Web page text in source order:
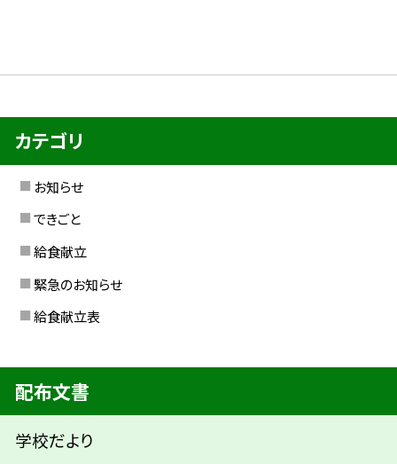
カテゴリ
お知らせ
できごと
給食献立
緊急のお知らせ
給食献立表
配布文書
学校だより